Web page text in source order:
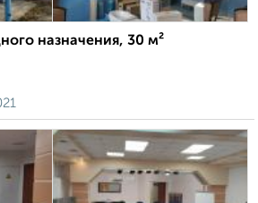
назначения, 30 м²